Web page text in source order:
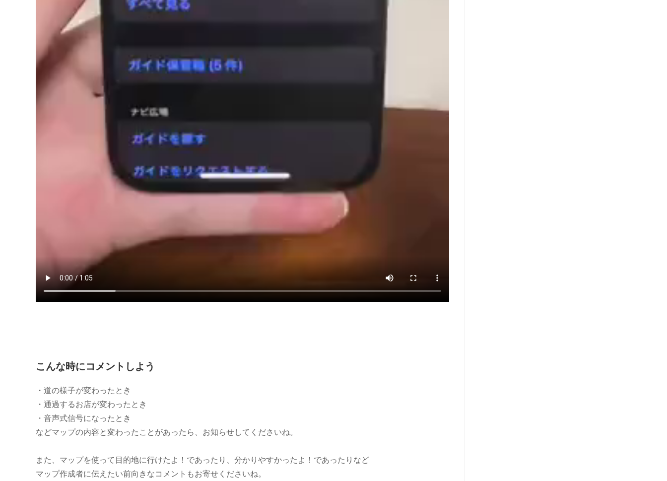
こんな時にコメントしよう
・道の様子が変わったとき
・通過するお店が変わったとき
・音声式信号になったとき
などマップの内容と変わったことがあったら、お知らせしてくださいね。
また、マップを使って目的地に行けたよ！であったり、分かりやすかったよ！であったりなど
マップ作成者に伝えたい前向きなコメントもお寄せくださいね。